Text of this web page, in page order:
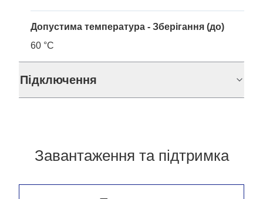
Допустима температура - Зберігання (до)
60 °C
Підключення
Завантаження та підтримка